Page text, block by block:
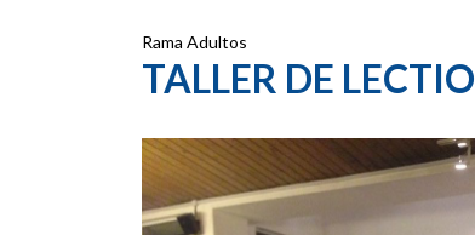
Rama Adultos
TALLER DE LECTIO